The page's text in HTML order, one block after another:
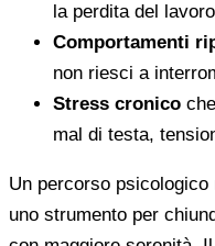
la perdita del lavoro
Comportamenti
non riesci a
Stress cronico
mal di testa,
Un percorso
uno strumento per